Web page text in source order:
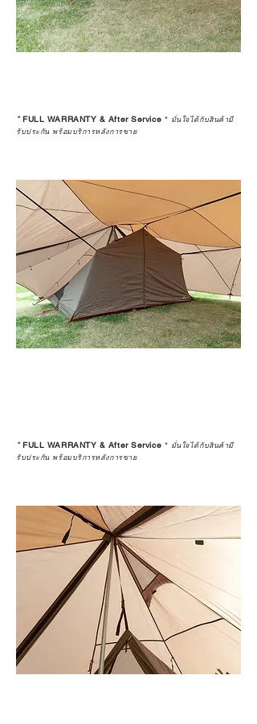
*FULL WARRANTY & After Service * มั่นใจได้กับสินค้ามี
รับประกัน พร้อมบริการหลังการขาย
*FULL WARRANTY & After Service * มั่นใจได้กับสินค้ามี
รับประกัน พร้อมบริการหลังการขาย